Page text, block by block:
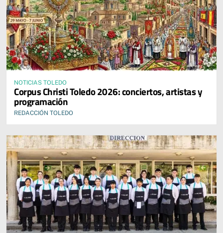
NOTICIAS TOLEDO
Corpus Christi Toledo 2026: conciertos, artistas y
programación
REDACCIÓN TOLEDO